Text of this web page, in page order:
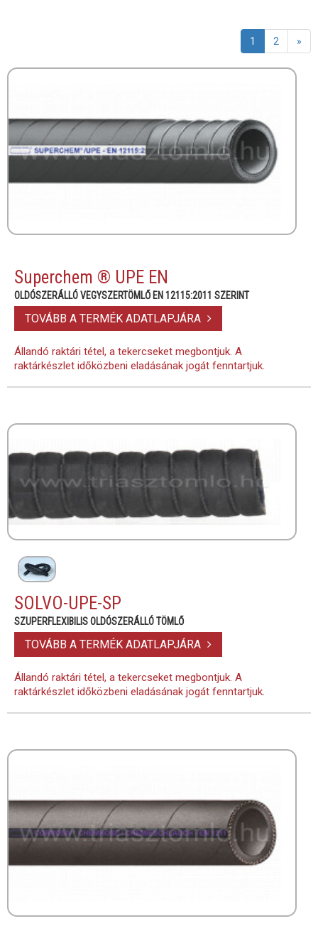
1 2 »
Superchem ® UPE EN
OLDÓSZERÁLLÓ VEGYSZERTÖMLŐ EN 12115:2011 SZERINT
TOVÁBB A TERMÉK ADATLAPJÁRA
Állandó raktári tétel, a tekercseket megbontjuk. A
raktárkészlet időközbeni eladásának jogát fenntartjuk.
SOLVO-UPE-SP
SZUPERFLEXIBILIS OLDÓSZERÁLLÓ TÖMLŐ
TOVÁBB A TERMÉK ADATLAPJÁRA
Állandó raktári tétel, a tekercseket megbontjuk. A
raktárkészlet időközbeni eladásának jogát fenntartjuk.